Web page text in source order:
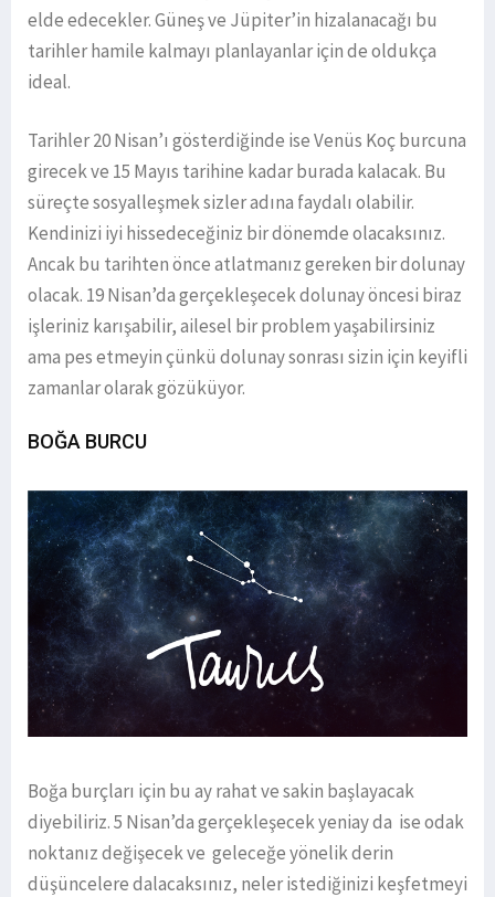
elde edecekler. Güneş ve Jüpiter’in hizalanacağı bu
tarihler hamile kalmayı planlayanlar için de oldukça
ideal.
Tarihler 20 Nisan’ı gösterdiğinde ise Venüs Koç burcuna
girecek ve 15 Mayıs tarihine kadar burada kalacak. Bu
süreçte sosyalleşmek sizler adına faydalı olabilir.
Kendinizi iyi hissedeceğiniz bir dönemde olacaksınız.
Ancak bu tarihten önce atlatmanız gereken bir dolunay
olacak. 19 Nisan’da gerçekleşecek dolunay öncesi biraz
işleriniz karışabilir, ailesel bir problem yaşabilirsiniz
ama pes etmeyin çünkü dolunay sonrası sizin için keyifli
zamanlar olarak gözüküyor.
BOĞA BURCU
Boğa burçları için bu ay rahat ve sakin başlayacak
diyebiliriz. 5 Nisan’da gerçekleşecek yeniay da ise odak
noktanız değişecek ve geleceğe yönelik derin
düşüncelere dalacaksınız, neler istediğinizi keşfetmeyi